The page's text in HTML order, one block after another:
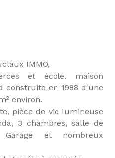
IMMO,
et école, maison
construite en 1988 d'une
environ.
pièce de vie lumineuse
3 chambres, salle de
et nombreux